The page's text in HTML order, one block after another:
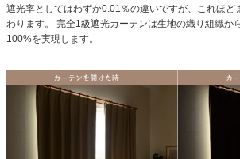
遮光率としてはわずか0.01％の違いですが、これほど
わります。
完全1級遮光カーテンは生地の織り組織か
100%を実現します。